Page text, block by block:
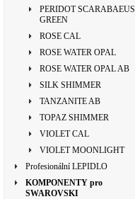
PERIDOT SCARABAEUS
GREEN
ROSE CAL
ROSE WATER OPAL
ROSE WATER OPAL AB
SILK SHIMMER
TANZANITE AB
TOPAZ SHIMMER
VIOLET CAL
VIOLET MOONLIGHT
Profesionální LEPIDLO
KOMPONENTY pro
SWAROVSKI